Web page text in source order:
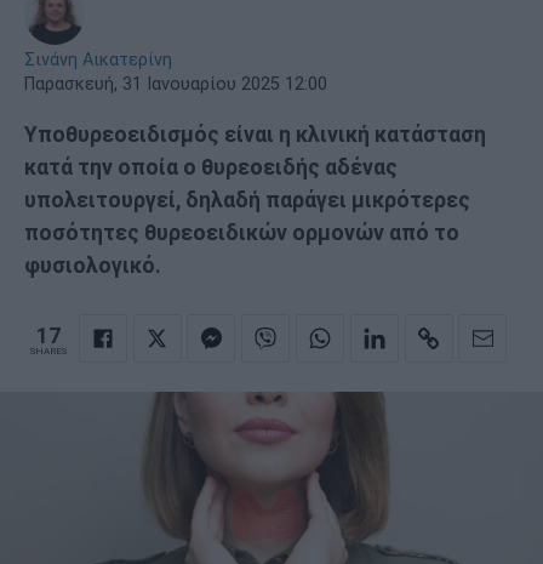
Σινάνη Αικατερίνη
Παρασκευή, 31 Ιανουαρίου 2025 12:00
Υποθυρεοειδισμός είναι η κλινική κατάσταση
κατά την οποία ο θυρεοειδής αδένας
υπολειτουργεί, δηλαδή παράγει μικρότερες
ποσότητες θυρεοειδικών ορμονών από το
φυσιολογικό.
17
SHARES